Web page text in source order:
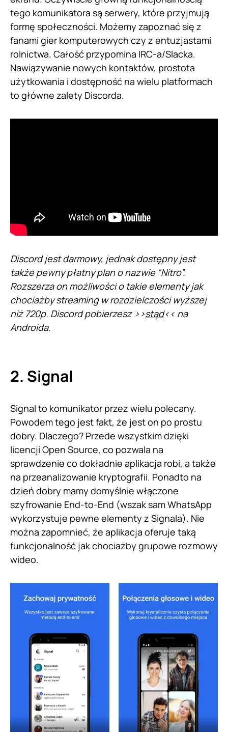
tego komunikatora są serwery, które przyjmują
formę społeczności. Możemy zapoznać się z
fanami gier komputerowych czy z entuzjastami
rolnictwa. Całość przypomina IRC-a/Slacka.
Nawiązywanie nowych kontaktów, prostota
użytkowania i dostępność na wielu platformach
to główne zalety Discorda.
Discord jest darmowy, jednak dostępny jest
także pewny płatny plan o nazwie “Nitro”.
Rozszerza on możliwości o takie elementy jak
chociażby streaming w rozdzielczości wyższej
niż 720p. Discord pobierzesz >>stąd<< na
Androida.
2. Signal
Signal to komunikator przez wielu polecany.
Powodem tego jest fakt, że jest on po prostu
dobry. Dlaczego? Przede wszystkim dzięki
licencji Open Source, co pozwala na
sprawdzenie co dokładnie aplikacja robi, a także
na przeanalizowanie kryptografii. Ponadto na
dzień dobry mamy domyślnie włączone
szyfrowanie End-to-End (wszak sam WhatsApp
wykorzystuje pewne elementy z Signala). Nie
można zapomnieć, że aplikacja oferuje taką
funkcjonalność jak chociażby grupowe rozmowy
wideo.